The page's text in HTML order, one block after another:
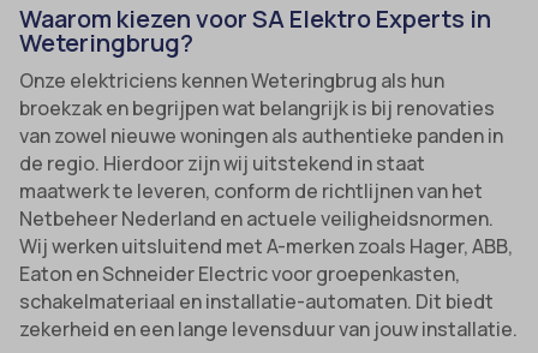
Waarom kiezen voor SA Elektro Experts in
Weteringbrug?
Onze elektriciens kennen Weteringbrug als hun
broekzak en begrijpen wat belangrijk is bij renovaties
van zowel nieuwe woningen als authentieke panden in
de regio. Hierdoor zijn wij uitstekend in staat
maatwerk te leveren, conform de richtlijnen van het
Netbeheer Nederland en actuele veiligheidsnormen.
Wij werken uitsluitend met A-merken zoals Hager, ABB,
Eaton en Schneider Electric voor groepenkasten,
schakelmateriaal en installatie-automaten. Dit biedt
zekerheid en een lange levensduur van jouw installatie.